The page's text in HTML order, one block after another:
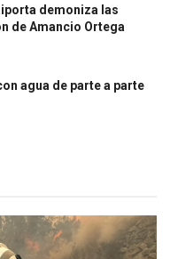
demoniza las
de Amancio Ortega
agua de parte a parte